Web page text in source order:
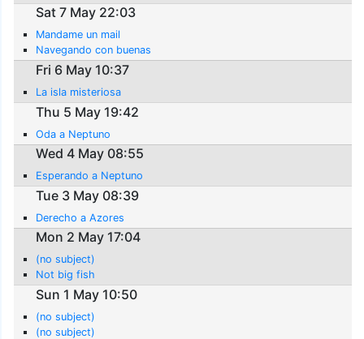
Sat 7 May 22:03
Mandame un mail
Navegando con buenas
Fri 6 May 10:37
La isla misteriosa
Thu 5 May 19:42
Oda a Neptuno
Wed 4 May 08:55
Esperando a Neptuno
Tue 3 May 08:39
Derecho a Azores
Mon 2 May 17:04
(no subject)
Not big fish
Sun 1 May 10:50
(no subject)
(no subject)